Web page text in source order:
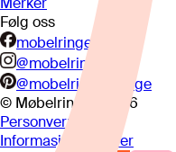
Følg oss
mobelringen.no
@mobelringen
@mobelringennorge
© Møbelringen
2026
Personvern
Informasjonskapsler